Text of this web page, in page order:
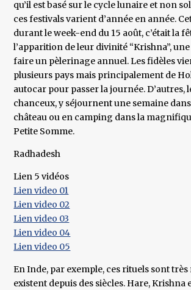
qu’il est basé sur le cycle lunaire et non
ces festivals varient d’année en année.
durant le week-end du 15 août, c’était la
l’apparition de leur divinité “Krishna”,
faire un pèlerinage annuel. Les fidèles
plusieurs pays mais principalement de
autocar pour passer la journée. D’autres,
chanceux, y séjournent une semaine
château ou en camping dans la
Petite Somme.
Radhadesh
Lien 5 vidéos
Lien video 01
Lien video 02
Lien video 03
Lien video 04
Lien video 05
En Inde, par exemple, ces rituels sont
existent depuis des siècles. Hare, Krishna